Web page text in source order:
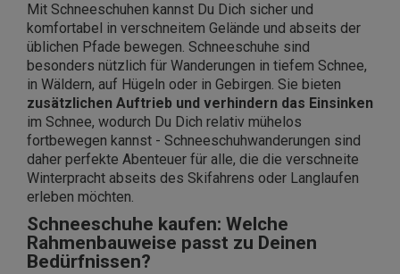
Mit Schneeschuhen kannst Du Dich sicher und
komfortabel in verschneitem Gelände und abseits der
üblichen Pfade bewegen. Schneeschuhe sind
besonders nützlich für Wanderungen in tiefem Schnee,
in Wäldern, auf Hügeln oder in Gebirgen. Sie bieten
zusätzlichen Auftrieb und verhindern das Einsinken
im Schnee, wodurch Du Dich relativ mühelos
fortbewegen kannst - Schneeschuhwanderungen sind
daher perfekte Abenteuer für alle, die die verschneite
Winterpracht abseits des Skifahrens oder Langlaufen
erleben möchten.
Schneeschuhe kaufen: Welche
Rahmenbauweise passt zu Deinen
Bedürfnissen?